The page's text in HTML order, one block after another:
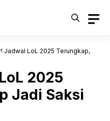
Jadwal LoL 2025 Terungkap,
2025
Jadi Saksi